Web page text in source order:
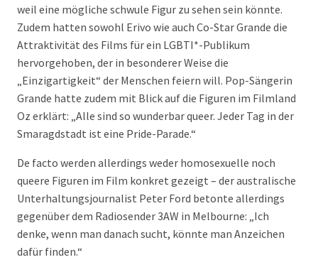
weil eine mögliche schwule Figur zu sehen sein könnte.
Zudem hatten sowohl Erivo wie auch Co-Star Grande die
Attraktivität des Films für ein LGBTI*-Publikum
hervorgehoben, der in besonderer Weise die
„Einzigartigkeit“ der Menschen feiern will. Pop-Sängerin
Grande hatte zudem mit Blick auf die Figuren im Filmland
Oz erklärt: „Alle sind so wunderbar queer. Jeder Tag in der
Smaragdstadt ist eine Pride-Parade.“
De facto werden allerdings weder homosexuelle noch
queere Figuren im Film konkret gezeigt – der australische
Unterhaltungsjournalist Peter Ford betonte allerdings
gegenüber dem Radiosender 3AW in Melbourne: „Ich
denke, wenn man danach sucht, könnte man Anzeichen
dafür finden.“